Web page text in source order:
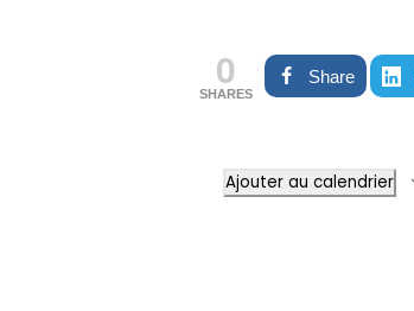
0
SHARES
Share
Ajouter au calendrier